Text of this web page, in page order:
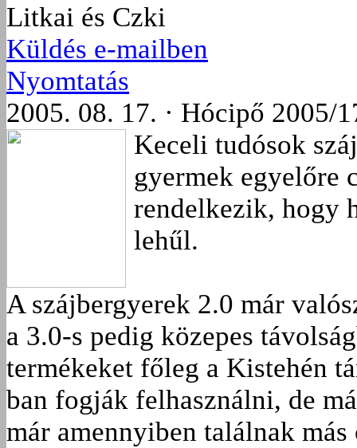
Litkai és Czki
Küldés e-mailben
Nyomtatás
2005. 08. 17. · Hócipő 2005/
Keceli tudósok
gyermek egyelőre
rendelkezik, hogy
lehűl.
A szájbergyerek 2.0 már
a 3.0-s pedig közepes
termékeket főleg a Kistehén
ban fogják felhasználni, de
már amennyiben találnak más